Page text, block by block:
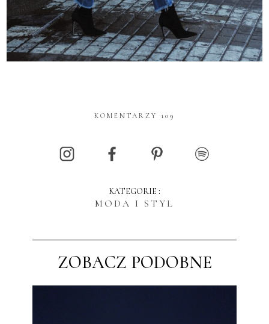
KOMENTARZY 109
KATEGORIE :
MODA I STYL
ZOBACZ PODOBNE